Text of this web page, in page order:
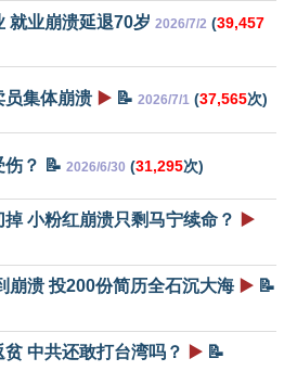
就业崩溃延退70岁 2026/7/2 (39,457
员集体崩溃 ▶️ 📝 2026/7/1 (37,565次)
伤？ 📝 2026/6/30 (31,295次)
小粉红崩溃只剩马宁续命？ ▶️
崩溃 投200份简历全石沉大海 ▶️ 📝
中共还敢打台湾吗？ ▶️ 📝